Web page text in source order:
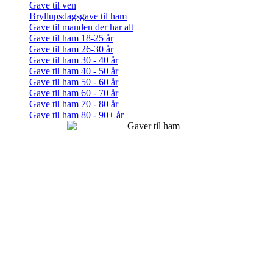
Gave til ven
Bryllupsdagsgave til ham
Gave til manden der har alt
Gave til ham 18-25 år
Gave til ham 26-30 år
Gave til ham 30 - 40 år
Gave til ham 40 - 50 år
Gave til ham 50 - 60 år
Gave til ham 60 - 70 år
Gave til ham 70 - 80 år
Gave til ham 80 - 90+ år